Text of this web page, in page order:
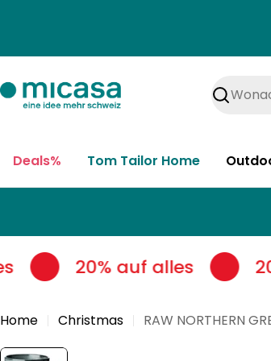
Suchen
Deals% Tom Tailor Home
20% auf alles
Home Christmas RAW NORTHERN